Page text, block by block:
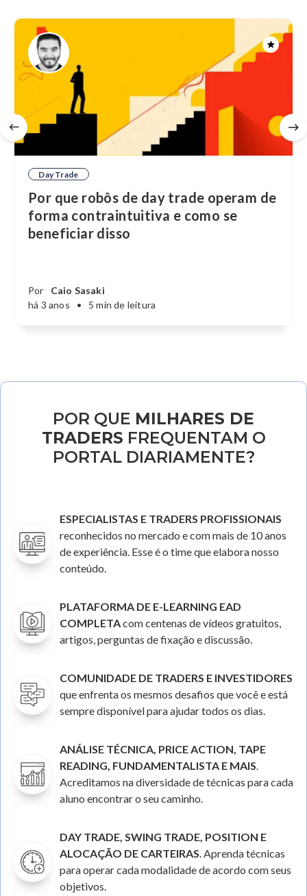
Day Trade
Por que robôs de day trade operam de
forma contraintuitiva e como se
beneficiar disso
Por
Caio Sasaki
há 3 anos
• 5 min de leitura
POR QUE MILHARES DE
TRADERS FREQUENTAM O
PORTAL DIARIAMENTE?
ESPECIALISTAS E TRADERS PROFISSIONAIS
reconhecidos no mercado e com mais de 10 anos
de experiência. Esse é o time que elabora nosso
conteúdo.
PLATAFORMA DE E-LEARNING EAD
COMPLETAcom centenas de vídeos gratuitos,
artigos, perguntas de fixação e discussão.
COMUNIDADE DE TRADERS E INVESTIDORES
que enfrenta os mesmos desafios que você e está
sempre disponível para ajudar todos os dias.
ANÁLISE TÉCNICA, PRICE ACTION, TAPE
READING, FUNDAMENTALISTA E MAIS.
Acreditamos na diversidade de técnicas para cada
aluno encontrar o seu caminho.
DAY TRADE, SWING TRADE, POSITION E
ALOCAÇÃO DE CARTEIRAS. Aprenda técnicas
para operar cada modalidade de acordo com seus
objetivos.